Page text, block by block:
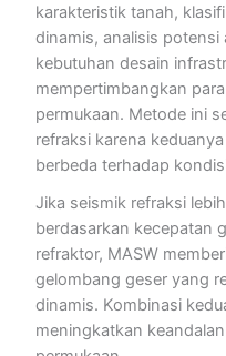
karakteristik tanah,
dinamis, analisis potensi
kebutuhan desain
mempertimbangkan
permukaan. Metode ini
refraksi karena
berbeda terhadap
Jika seismik refraksi
berdasarkan kecepatan
refraktor, MASW
gelombang geser yang
dinamis. Kombinasi
meningkatkan